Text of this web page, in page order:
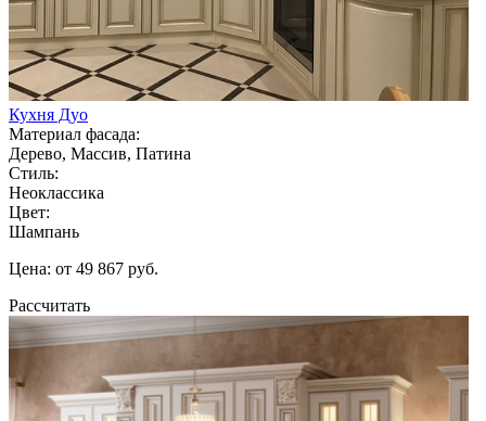
Кухня Дуо
Материал фасада:
Дерево, Массив, Патина
Стиль:
Неоклассика
Цвет:
Шампань
Цена: от 49 867 руб.
Рассчитать